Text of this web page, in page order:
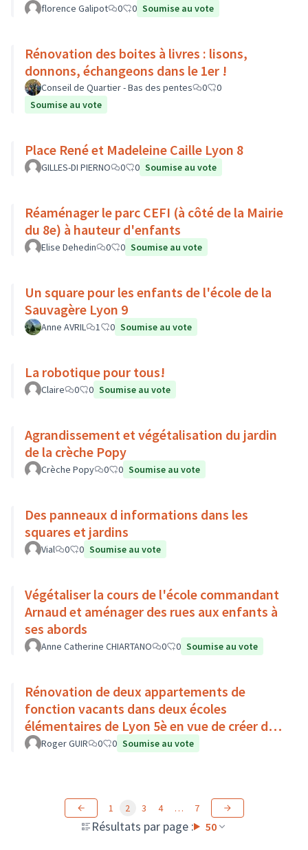
florence Galipot 0 0 Soumise au vote
Rénovation des boites à livres : lisons,
donnons, échangeons dans le 1er !
Conseil de Quartier - Bas des pentes 0
0
Soumise au vote
Place René et Madeleine Caille Lyon 8
GILLES-DI PIERNO 0 0 Soumise au vote
Réaménager le parc CEFI (à côté de la Mairie
du 8e) à hauteur d'enfants
Elise Dehedin 0 0 Soumise au vote
Un square pour les enfants de l'école de la
Sauvagère Lyon 9
Anne AVRIL 1 0 Soumise au vote
La robotique pour tous!
Claire 0 0 Soumise au vote
Agrandissement et végétalisation du jardin
de la crèche Popy
Crèche Popy 0 0 Soumise au vote
Des panneaux d informations dans les
squares et jardins
Vial 0 0 Soumise au vote
Végétaliser la cours de l'école commandant
Arnaud et aménager des rues aux enfants à
ses abords
Anne Catherine CHIARTANO 0 0 Soumise au vote
Rénovation de deux appartements de
fonction vacants dans deux écoles
élémentaires de Lyon 5è en vue de créer des
résidences d’artiste dans l'école
Roger GUIR 0 0 Soumise au vote
Résultats par page : 50
1 2 3 4 … 7